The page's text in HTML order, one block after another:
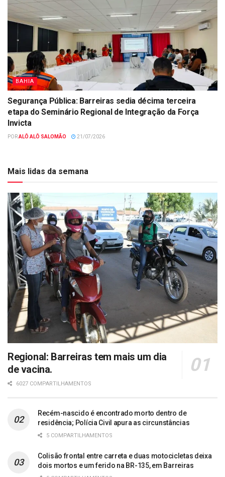
BAHIA
Segurança Pública: Barreiras sedia décima terceira
etapa do Seminário Regional de Integração da Força
Invicta
PORALÔ ALÔ SALOMÃO 21/07/2026
Mais lidas da semana
Regional: Barreiras tem mais um dia
de vacina.
6027 COMPARTILHAMENTOS
Recém-nascido é encontrado morto dentro de
residência; Polícia Civil apura as circunstâncias
5 COMPARTILHAMENTOS
Colisão frontal entre carreta e duas motocicletas deixa
dois mortos e um ferido na BR-135, em Barreiras